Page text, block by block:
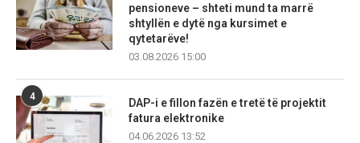
pensioneve – shteti mund ta marrë
shtyllën e dytë nga kursimet e
qytetarëve!
03.08.2026 15:00
4
DAP-i e fillon fazën e tretë të projektit
fatura elektronike
04.06.2026 13:52